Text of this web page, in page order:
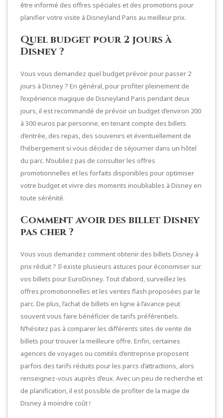
être informé des offres spéciales et des promotions pour
planifier votre visite à Disneyland Paris au meilleur prix.
Quel budget pour 2 jours à
Disney ?
Vous vous demandez quel budget prévoir pour passer 2
jours à Disney ? En général, pour profiter pleinement de
l’expérience magique de Disneyland Paris pendant deux
jours, il est recommandé de prévoir un budget d’environ 200
à 300 euros par personne, en tenant compte des billets
d’entrée, des repas, des souvenirs et éventuellement de
l’hébergement si vous décidez de séjourner dans un hôtel
du parc. N’oubliez pas de consulter les offres
promotionnelles et les forfaits disponibles pour optimiser
votre budget et vivre des moments inoubliables à Disney en
toute sérénité.
Comment avoir des billet Disney
pas cher ?
Vous vous demandez comment obtenir des billets Disney à
prix réduit ? Il existe plusieurs astuces pour économiser sur
vos billets pour EuroDisney. Tout d’abord, surveillez les
offres promotionnelles et les ventes flash proposées par le
parc. De plus, l’achat de billets en ligne à l’avance peut
souvent vous faire bénéficier de tarifs préférentiels.
N’hésitez pas à comparer les différents sites de vente de
billets pour trouver la meilleure offre. Enfin, certaines
agences de voyages ou comités d’entreprise proposent
parfois des tarifs réduits pour les parcs d’attractions, alors
renseignez-vous auprès d’eux. Avec un peu de recherche et
de planification, il est possible de profiter de la magie de
Disney à moindre coût !